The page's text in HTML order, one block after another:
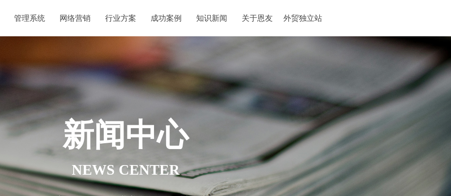
新闻中心
NEWS CENTER
管理系统 网络营销 行业方案 成功案例 知识新闻 关于恩友 外贸独立站